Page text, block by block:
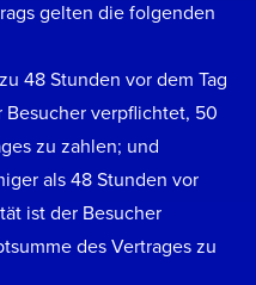
gelten die folgenden
48 Stunden vor dem Tag
verpflichtet, 50
zu zahlen; und
als 48 Stunden vor
ist der Besucher
des Vertrages zu